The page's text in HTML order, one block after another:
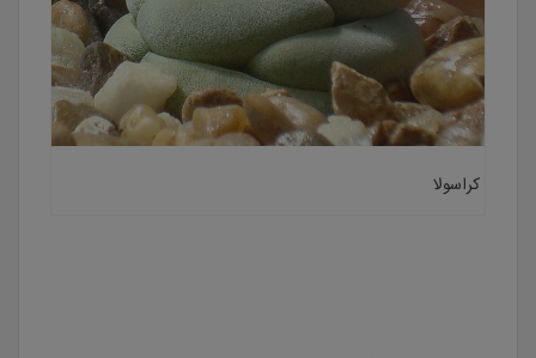
کراسولا